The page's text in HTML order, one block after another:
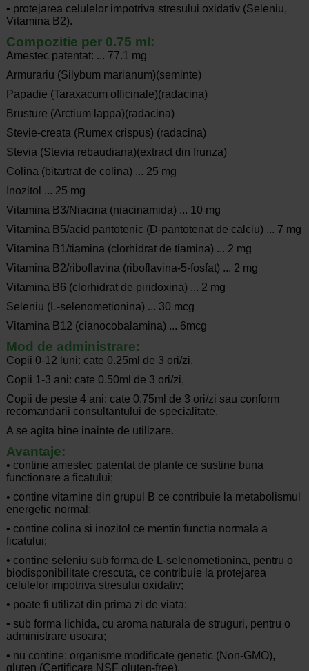
• protejarea celulelor impotriva stresului oxidativ (Seleniu,
Vitamina B2).
Compozitie per 0.75 ml:
Amestec patentat: ... 77.1 mg
Armurariu (Silybum marianum)(seminte)
Papadie (Taraxacum officinale)(radacina)
Brusture (Arctium lappa)(radacina)
Stevie-creata (Rumex crispus) (radacina)
Stevia (Stevia rebaudiana)(extract din frunza)
Colina (bitartrat de colina) ... 25 mg
Inozitol ... 25 mg
Vitamina B3/Niacina (niacinamida) ... 10 mg
Vitamina B5/acid pantotenic (D-pantotenat de calciu) ... 7 mg
Vitamina B1/tiamina (clorhidrat de tiamina) ... 2 mg
Vitamina B2/riboflavina (riboflavina-5-fosfat) ... 2 mg
Vitamina B6 (clorhidrat de piridoxina) ... 2 mg
Seleniu (L-selenometionina) ... 30 mcg
Vitamina B12 (cianocobalamina) ... 6mcg
Mod de administrare:
Copii 0-12 luni: cate 0.25ml de 3 ori/zi,
Copii 1-3 ani: cate 0.50ml de 3 ori/zi,
Copii de peste 4 ani: cate 0.75ml de 3 ori/zi sau conform
recomandarii consultantului de specialitate.
A se agita bine inainte de utilizare.
Avantaje:
• contine amestec patentat de plante ce sustine buna
functionare a ficatului;
• contine vitamine din grupul B ce contribuie la metabolismul
energetic normal;
• contine colina si inozitol ce mentin functia normala a
ficatului;
• contine seleniu sub forma de L-selenometionina, pentru o
biodisponibilitate crescuta, ce contribuie la protejarea
celulelor impotriva stresului oxidativ;
• poate fi utilizat din prima zi de viata;
• sub forma lichida, cu aroma naturala de struguri, pentru o
administrare usoara;
• nu contine: organisme modificate genetic (Non-GMO),
gluten (Certificare NSF gluten-free).